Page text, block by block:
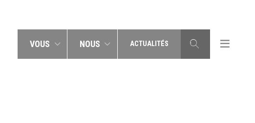
VOUS NOUS ACTUALITÉS